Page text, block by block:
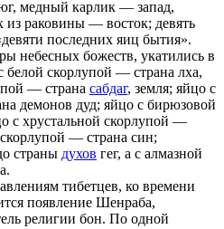
медный карлик — запад,
раковины — восток; девять
последних яиц бытия».
небесных божеств, укатились в
белой скорлупой — страна лха,
— страна сабдаг, земля; яйцо с
демонов дуд; яйцо с бирюзовой
с хрустальной скорлупой —
— страна син;
страны духов гег, а с алмазной
тибетцев, ко времени
появление Шенраба,
религии бон. По одной